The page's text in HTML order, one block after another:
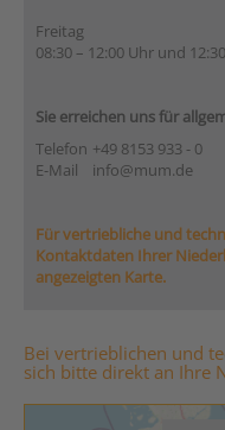
Freitag
08:30 – 12:00 Uhr und
Sie erreichen uns für
Telefon +49 8153 933 - 0
E-Mail
info@mum.de
Für vertriebliche und
Kontaktdaten Ihrer
angezeigten Karte.
Bei vertrieblichen und
sich bitte direkt an Ihre